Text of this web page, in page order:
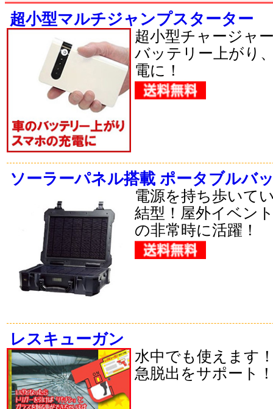
超小型マルチジャンプスターター
超小型チャージャ
バッテリー上がり
電に！
ソーラーパネル搭載 ポータブルバ
電源を持ち歩いて
結型！屋外イベン
の非常時に活躍！
レスキューガン
水中でも使えます
急脱出をサポート